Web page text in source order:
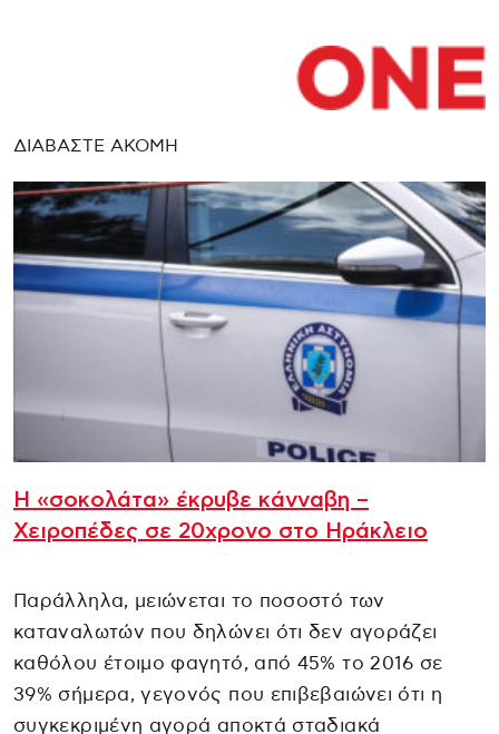
ΔΙΑΒΑΣΤΕ ΑΚΟΜΗ
Η «σοκολάτα» έκρυβε κάνναβη –
Χειροπέδες σε 20χρονο στο Ηράκλειο
Παράλληλα, μειώνεται το ποσοστό των
καταναλωτών που δηλώνει ότι δεν αγοράζει
καθόλου έτοιμο φαγητό, από 45% το 2016 σε
39% σήμερα, γεγονός που επιβεβαιώνει ότι η
συγκεκριμένη αγορά αποκτά σταδιακά